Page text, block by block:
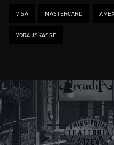
VISA MASTERCARD AMEX
VORAUSKASSE